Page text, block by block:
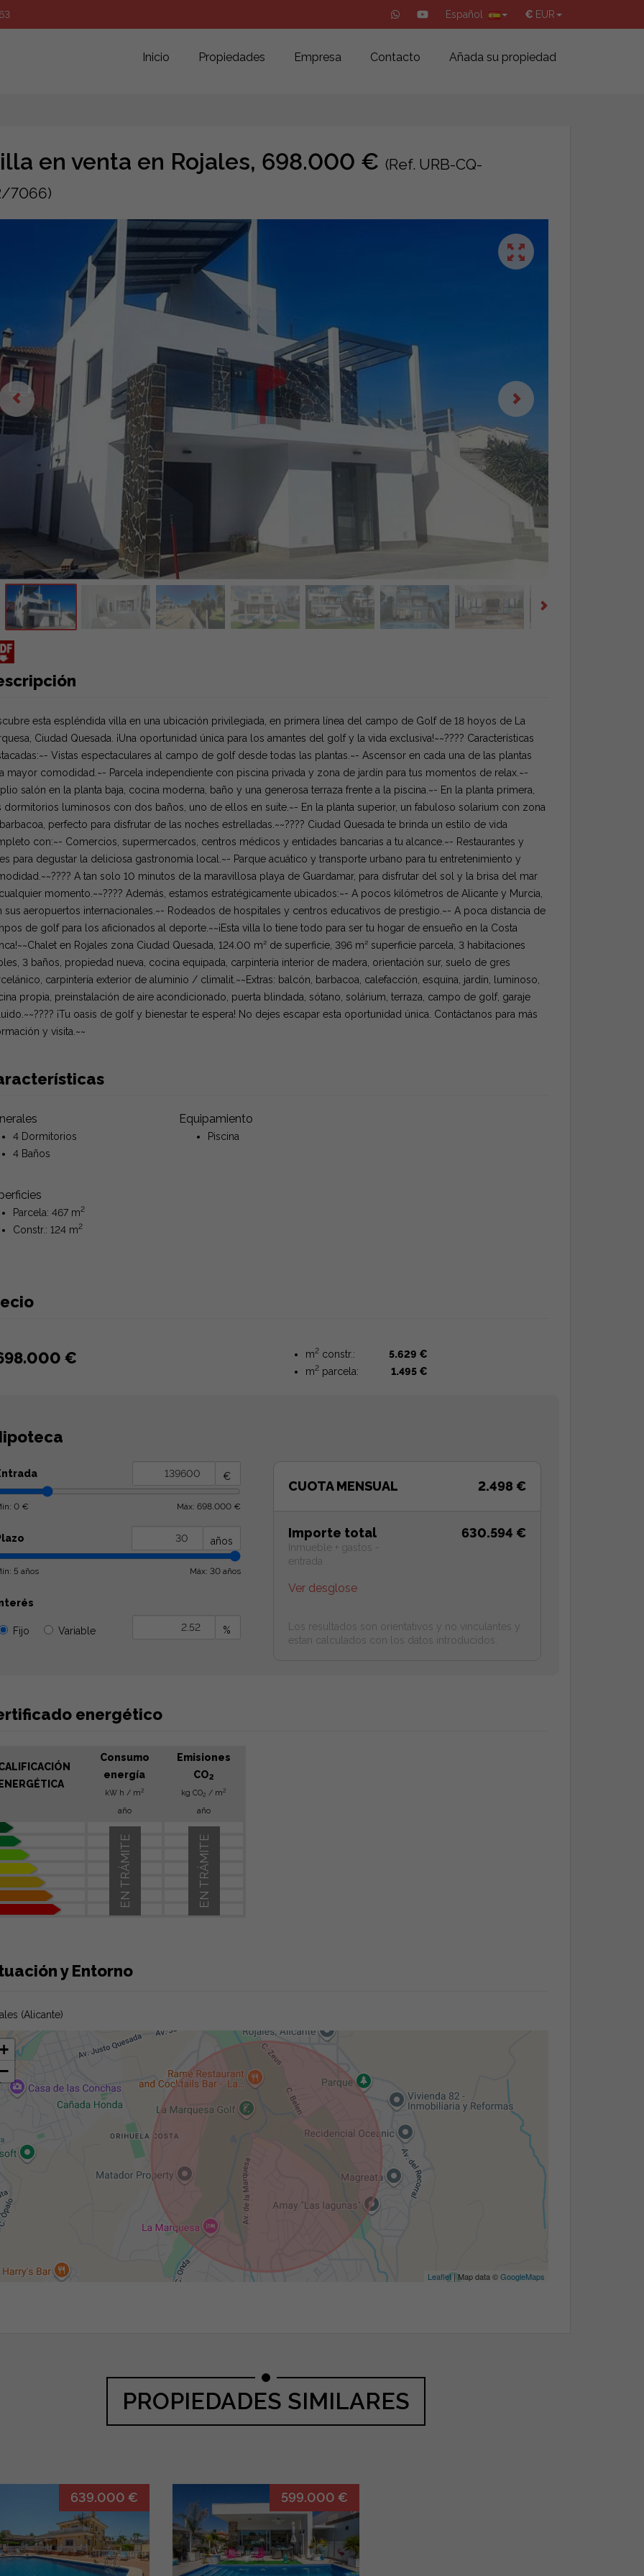
€ EUR
Español
Inicio Propiedades Empresa Contacto Añada su propiedad
en venta en Rojales, 698.000 € (Ref. URB-CQ-
7066)
esta espléndida villa en una ubicación privilegiada, en primera línea del campo de Golf de 18 hoyos de La
Ciudad Quesada. ¡Una oportunidad única para los amantes del golf y la vida exclusiva!~~???? Características
Vistas espectaculares al campo de golf desde todas las plantas.~- Ascensor en cada una de las plantas
mayor comodidad.~- Parcela independiente con piscina privada y zona de jardín para tus momentos de relax.~-
salón en la planta baja, cocina moderna, baño y una generosa terraza frente a la piscina.~- En la planta primera,
dormitorios luminosos con dos baños, uno de ellos en suite.~- En la planta superior, un fabuloso solarium con zona
perfecto para disfrutar de las noches estrelladas.~~???? Ciudad Quesada te brinda un estilo de vida
con:~- Comercios, supermercados, centros médicos y entidades bancarias a tu alcance.~- Restaurantes y
para degustar la deliciosa gastronomía local.~- Parque acuático y transporte urbano para tu entretenimiento y
A tan solo 10 minutos de la maravillosa playa de Guardamar, para disfrutar del sol y la brisa del mar
momento.~~???? Además, estamos estratégicamente ubicados:~- A pocos kilómetros de Alicante y Murcia,
sus aeropuertos internacionales.~- Rodeados de hospitales y centros educativos de prestigio.~- A poca distancia de
de golf para los aficionados al deporte.~~¡Esta villa lo tiene todo para ser tu hogar de ensueño en la Costa
en Rojales zona Ciudad Quesada, 124.00 m² de superficie, 396 m² superficie parcela, 3 habitaciones
3 baños, propiedad nueva, cocina equipada, carpintería interior de madera, orientación sur, suelo de gres
carpintería exterior de aluminio / climalit.~~Extras: balcón, barbacoa, calefacción, esquina, jardín, luminoso,
propia, preinstalación de aire acondicionado, puerta blindada, sótano, solárium, terraza, campo de golf, garaje
¡Tu oasis de golf y bienestar te espera! No dejes escapar esta oportunidad única. Contáctanos para más
y visita.~~
4 Dormitorios
4 Baños
Parcela: 467 m2
Constr.: 124 m2
Equipamiento
Piscina
€ m2 constr.:
5.629 €
m2 parcela: 1.495 €
€
0 € Máx: 698.000 €
años
5 años Máx: 30 años
Fijo Variable %
CUOTA MENSUAL 2.498 €
Importe total
Inmueble + gastos -
entrada
Ver desglose
630.594 €
Los resultados son orientativos y no vinculantes y
estan calculados con los datos introducidos.
energético
ENERGÉTICA
Consumo
energía
kW h / m2
año
Emisiones
CO2
kg CO2 / m2
año
EN TRÁMITE
EN TRÁMITE
y Entorno
(Alicante)
+
−
Leaflet| Map data ©GoogleMaps
PROPIEDADES SIMILARES
639.000 € 599.000 €